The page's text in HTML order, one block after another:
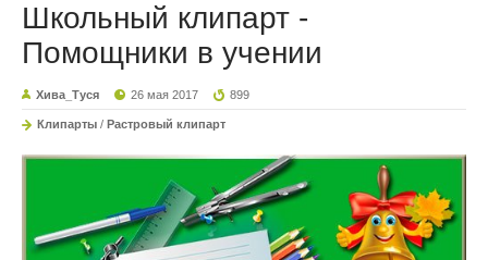
Школьный клипарт -
Помощники в учении
Хива_Туся 26 мая 2017 899
Клипарты / Растровый клипарт